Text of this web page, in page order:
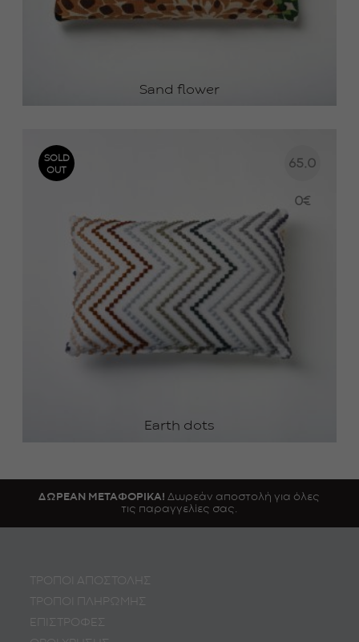
Sand flower
SOLD
OUT
Earth dots
65.0
0€
ΔΩΡΕΑΝ ΜΕΤΑΦΟΡΙΚΑ! Δωρεάν αποστολή για όλες
τις παραγγελίες σας.
ΤΡΟΠΟΙ ΑΠΟΣΤΟΛΗΣ
ΤΡΟΠΟΙ ΠΛΗΡΩΜΗΣ
ΕΠΙΣΤΡΟΦΕΣ